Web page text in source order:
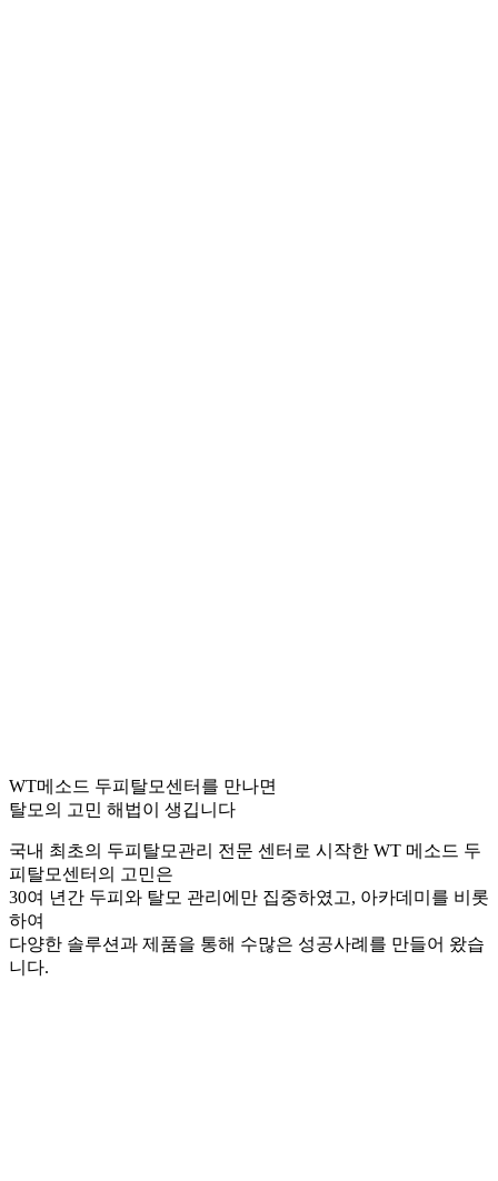
WT메소드 두피탈모센터를 만나면
탈모의 고민 해법이 생깁니다
국내 최초의 두피탈모관리 전문 센터로 시작한 WT 메소드 두
피탈모센터의 고민은
30여 년간 두피와 탈모 관리에만 집중하였고, 아카데미를 비롯
하여
다양한 솔루션과 제품을 통해 수많은 성공사례를 만들어 왔습
니다.